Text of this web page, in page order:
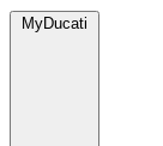
MyDucati